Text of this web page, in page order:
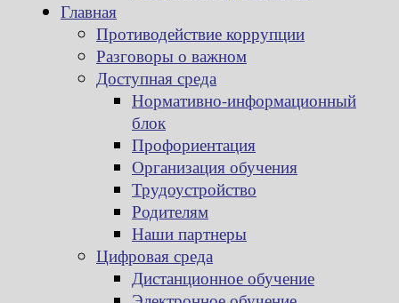
Главная
Противодействие коррупции
Разговоры о важном
Доступная среда
Нормативно-информационный
блок
Профориентация
Организация обучения
Трудоустройство
Родителям
Наши партнеры
Цифровая среда
Дистанционное обучение